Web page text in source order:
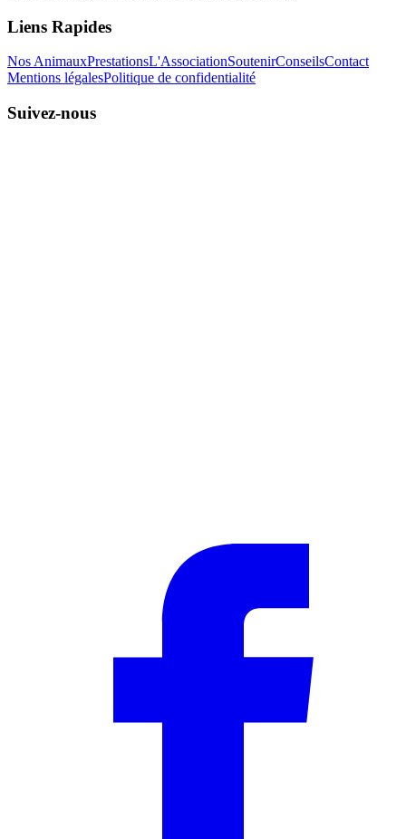
Liens Rapides
Nos AnimauxPrestationsL'AssociationSoutenirConseilsContact
Mentions légalesPolitique de confidentialité
Suivez-nous